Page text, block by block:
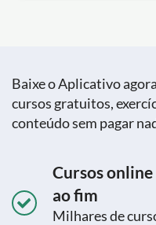
Baixe o Aplicativo
cursos gratuitos,
conteúdo sem pagar
Cursos
ao fim
Milhares de